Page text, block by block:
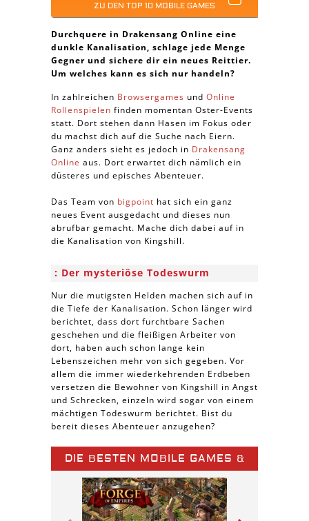
ZU DEN TOP 10 MOBILE GAMES
Durchquere in Drakensang Online eine
dunkle Kanalisation, schlage jede Menge
Gegner und sichere dir ein neues Reittier.
Um welches kann es sich nur handeln?
In zahlreichen Browsergames und Online
Rollenspielen finden momentan Oster-Events
statt. Dort stehen dann Hasen im Fokus oder
du machst dich auf die Suche nach Eiern.
Ganz anders sieht es jedoch in Drakensang
Online aus. Dort erwartet dich nämlich ein
düsteres und episches Abenteuer.
Das Team von bigpoint hat sich ein ganz
neues Event ausgedacht und dieses nun
abrufbar gemacht. Mache dich dabei auf in
die Kanalisation von Kingshill.
Der mysteriöse Todeswurm
Nur die mutigsten Helden machen sich auf in
die Tiefe der Kanalisation. Schon länger wird
berichtet, dass dort furchtbare Sachen
geschehen und die fleißigen Arbeiter von
dort, haben auch schon lange kein
Lebenszeichen mehr von sich gegeben. Vor
allem die immer wiederkehrenden Erdbeben
versetzen die Bewohner von Kingshill in Angst
und Schrecken, einzeln wird sogar von einem
mächtigen Todeswurm berichtet. Bist du
bereit dieses Abenteuer anzugehen?
DIE BESTEN MOBILE GAMES &
SPIELE APPS